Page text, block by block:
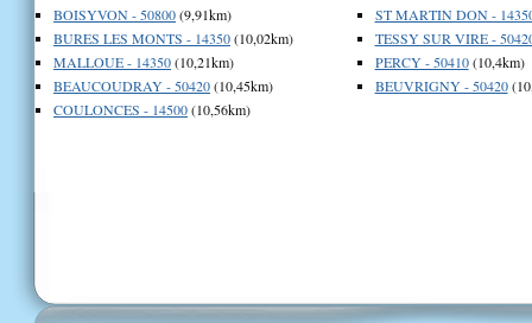
BOISYVON - 50800(9,91km)
BURES LES MONTS - 14350(10,02km)
MALLOUE - 14350(10,21km)
BEAUCOUDRAY - 50420(10,45km)
COULONCES - 14500(10,56km)
ST MARTIN DON -
TESSY SUR VIRE -
PERCY - 50410(10,4km)
BEUVRIGNY - 50420